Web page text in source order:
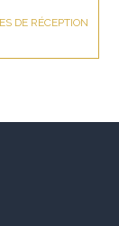
DE RÉCEPTION